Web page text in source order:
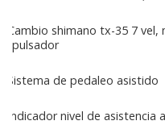
Cambio shimano tx-35 7
pulsador
Sistema de pedaleo asistido
Indicador nivel de asistencia